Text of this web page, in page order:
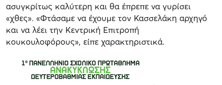
ασυγκρίτως καλύτερη και θα έπρεπε να γυρίσει
«χθες». «Φτάσαμε να έχουμε τον Κασσελάκη αρχηγό
και να λέει την Κεντρική Επιτροπή
κουκουλοφόρους», είπε χαρακτηριστικά.